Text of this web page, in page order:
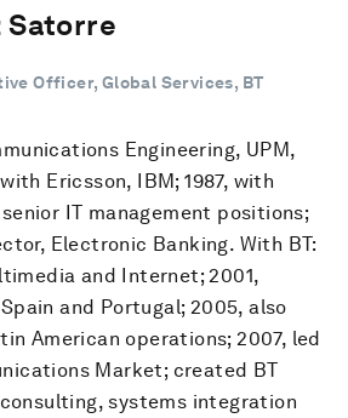
Satorre
Officer, Global Services, BT
Engineering, UPM,
Ericsson, IBM; 1987, with
IT management positions;
Electronic Banking. With BT:
and Internet; 2001,
and Portugal; 2005, also
American operations; 2007, led
Market; created BT
systems integration